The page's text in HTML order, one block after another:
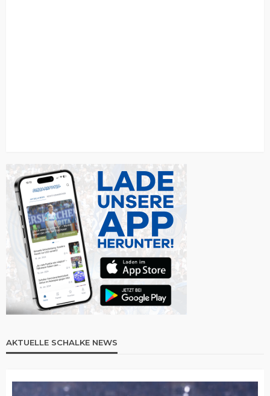
AKTUELLE SCHALKE NEWS